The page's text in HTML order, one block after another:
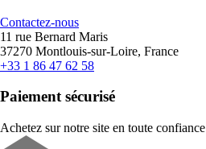
Contactez-nous
11 rue Bernard Maris
37270 Montlouis-sur-Loire, France
+33 1 86 47 62 58
Paiement sécurisé
Achetez sur notre site en toute confiance